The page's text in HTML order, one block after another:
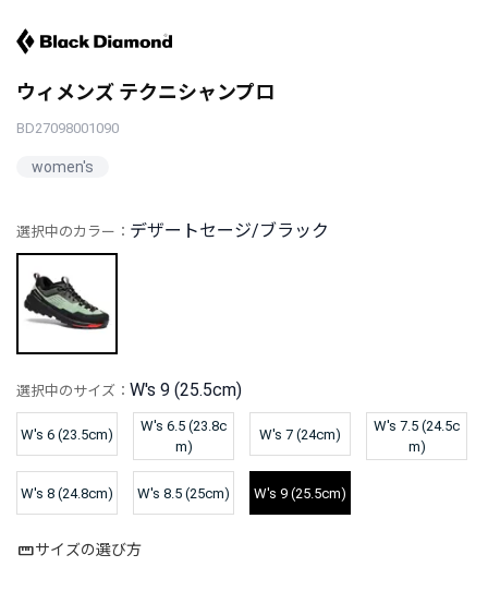
ウィメンズ テクニシャンプロ
BD27098001090
women's
選択中のカラー： デザートセージ/ブラック
選択中のサイズ： W's 9 (25.5cm)
W's 6 (23.5cm)
W's 6.5 (23.8c
m)
W's 7 (24cm)
W's 7.5 (24.5c
m)
W's 8 (24.8cm) W's 8.5 (25cm) W's 9 (25.5cm)
サイズの選び方